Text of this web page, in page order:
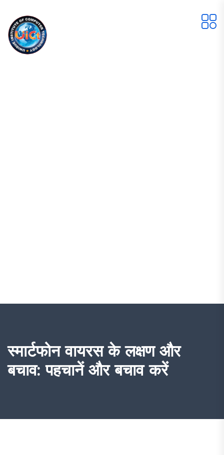
स्मार्टफोन वायरस के लक्षण और
बचाव: पहचानें और बचाव करें